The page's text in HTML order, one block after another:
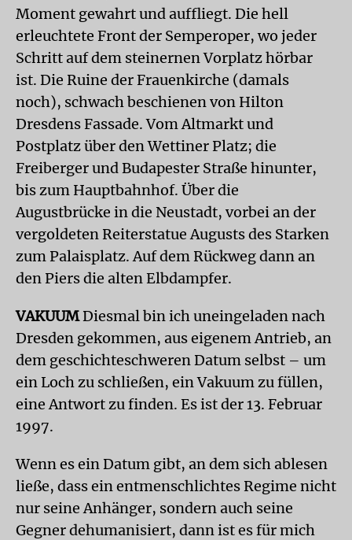
Moment gewahrt und auffliegt. Die hell
erleuchtete Front der Semperoper, wo jeder
Schritt auf dem steinernen Vorplatz hörbar
ist. Die Ruine der Frauenkirche (damals
noch), schwach beschienen von Hilton
Dresdens Fassade. Vom Altmarkt und
Postplatz über den Wettiner Platz; die
Freiberger und Budapester Straße hinunter,
bis zum Hauptbahnhof. Über die
Augustbrücke in die Neustadt, vorbei an der
vergoldeten Reiterstatue Augusts des Starken
zum Palaisplatz. Auf dem Rückweg dann an
den Piers die alten Elbdampfer.
VAKUUMDiesmal bin ich uneingeladen nach
Dresden gekommen, aus eigenem Antrieb, an
dem geschichteschweren Datum selbst – um
ein Loch zu schließen, ein Vakuum zu füllen,
eine Antwort zu finden. Es ist der 13. Februar
1997.
Wenn es ein Datum gibt, an dem sich ablesen
ließe, dass ein entmenschlichtes Regime nicht
nur seine Anhänger, sondern auch seine
Gegner dehumanisiert, dann ist es für mich